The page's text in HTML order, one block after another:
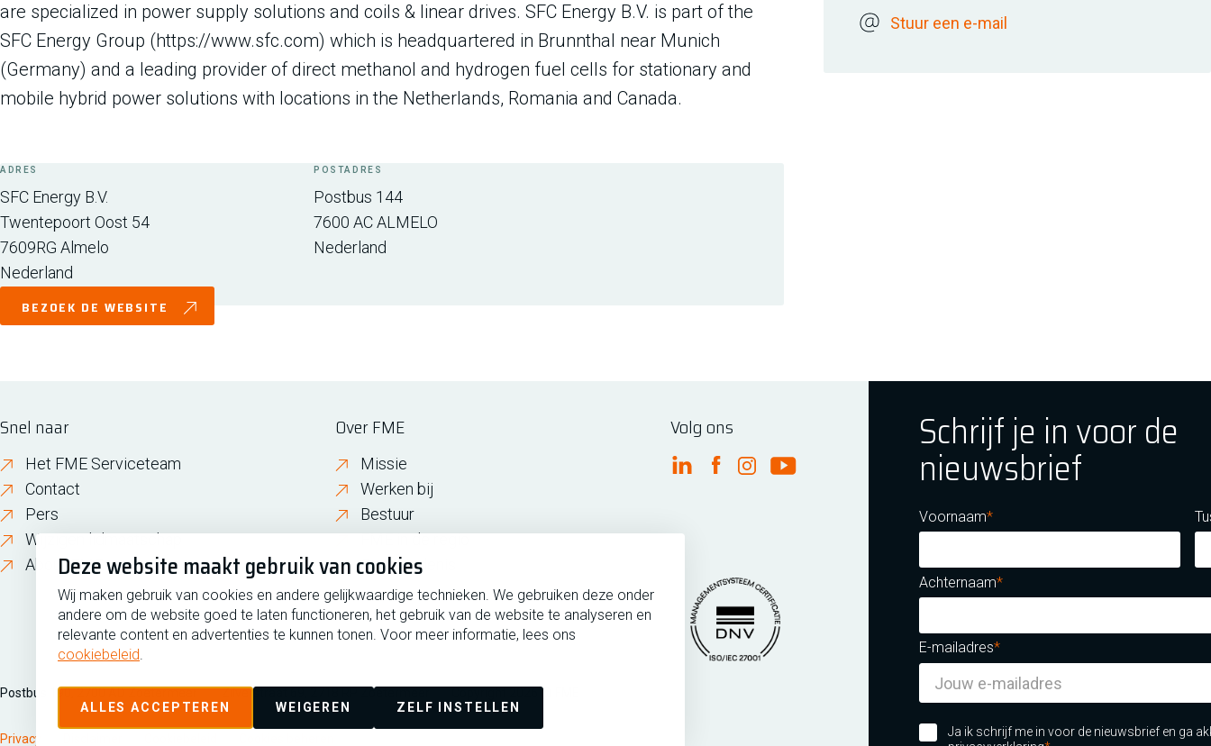
Deze website maakt gebruik van cookies
Wij maken gebruik van cookies en andere gelijkwaardige technieken. We gebruiken deze onder
andere om de website goed te laten functioneren, het gebruik van de website te analyseren en
relevante content en advertenties te kunnen tonen. Voor meer informatie, lees ons
cookiebeleid.
ALLES ACCEPTEREN WEIGEREN ZELF INSTELLEN
are specialized in power supply solutions and coils & linear drives. SFC Energy B.V. is part of the
SFC Energy Group (https://www.sfc.com) which is headquartered in Brunnthal near Munich
(Germany) and a leading provider of direct methanol and hydrogen fuel cells for stationary and
mobile hybrid power solutions with locations in the Netherlands, Romania and Canada.
ADRES
SFC Energy B.V.
Twentepoort Oost 54
7609RG Almelo
Nederland
POSTADRES
Postbus 144
7600 ACALMELO
Nederland
BEZOEK DE WEBSITE
Stuur een e-mail
Snel naar
Het FME Serviceteam
Contact
Pers
Wijzigen lidmaatschap
About FME
Over FME
Missie
Werken bij
Bestuur
FME in de regio
Geschiedenis
Volg ons
FME Linkedin
FME Facebook
FME Instagram
FME Youtube
Managementsyteem certificatie DNV iso/iec 27001
Postbus 190, 2700 AD Zoetermeer Zilverstraat 69, 2718 RP Zoetermeer Copyright 2026 @ FME
Privacy
Schrijf je in voor de
nieuwsbrief
Voornaam
Achternaam
E-mailadres
Ja ik schrijf me in voor de nieuwsbrief en ga